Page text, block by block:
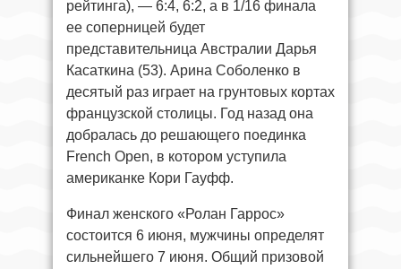
рейтинга), — 6:4, 6:2, а в 1/16 финала
ее соперницей будет
представительница Австралии Дарья
Касаткина (53). Арина Соболенко в
десятый раз играет на грунтовых кортах
французской столицы. Год назад она
добралась до решающего поединка
French Open, в котором уступила
американке Кори Гауфф.
Финал женского «Ролан Гаррос»
состоится 6 июня, мужчины определят
сильнейшего 7 июня. Общий призовой